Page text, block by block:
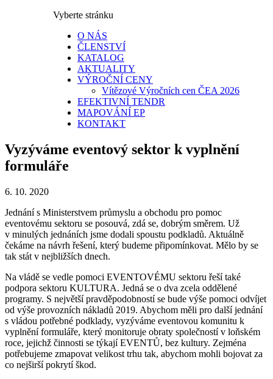
Vyberte stránku
O NÁS
ČLENSTVÍ
KATALOG
AKTUALITY
VÝROČNÍ CENY
Vítězové Výročních cen ČEA 2026
EFEKTIVNÍ TENDR
MAPOVÁNÍ EP
KONTAKT
Vyzýváme eventový sektor k vyplnění
formuláře
6. 10. 2020
Jednání s Ministerstvem průmyslu a obchodu pro pomoc
eventovému sektoru se posouvá, zdá se, dobrým směrem. Už
v minulých jednáních jsme dodali spoustu podkladů. Aktuálně
čekáme na návrh řešení, který budeme připomínkovat. Mělo by se
tak stát v nejbližších dnech.
Na vládě se vedle pomoci EVENTOVÉMU sektoru řeší také
podpora sektoru KULTURA. Jedná se o dva zcela oddělené
programy. S největší pravděpodobností se bude výše pomoci odvíjet
od výše provozních nákladů 2019. Abychom měli pro další jednání
s vládou potřebné podklady, vyzýváme eventovou komunitu k
vyplnění formuláře, který monitoruje obraty společností v loňském
roce, jejichž činnosti se týkají EVENTŮ, bez kultury. Zejména
potřebujeme zmapovat velikost trhu tak, abychom mohli bojovat za
co nejširší pokrytí škod.